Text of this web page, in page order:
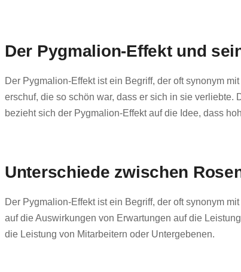
Der Pygmalion-Effekt und
Der Pygmalion-Effekt ist ein Begriff, der oft synonym
erschuf, die so schön war, dass er sich in sie
bezieht sich der Pygmalion-Effekt auf die Idee, dass
Unterschiede zwischen
Der Pygmalion-Effekt ist ein Begriff, der oft synonym
auf die Auswirkungen von Erwartungen auf die
die Leistung von Mitarbeitern oder Untergebenen.